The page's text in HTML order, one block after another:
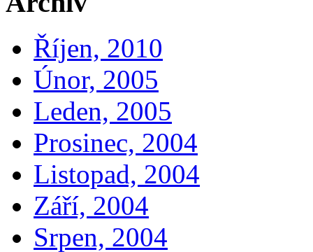
Říjen, 2010
Únor, 2005
Leden, 2005
Prosinec, 2004
Listopad, 2004
Září, 2004
Srpen, 2004